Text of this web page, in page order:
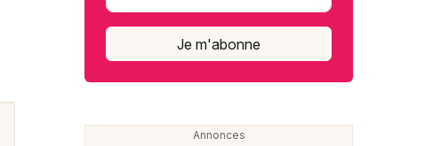
Je m'abonne